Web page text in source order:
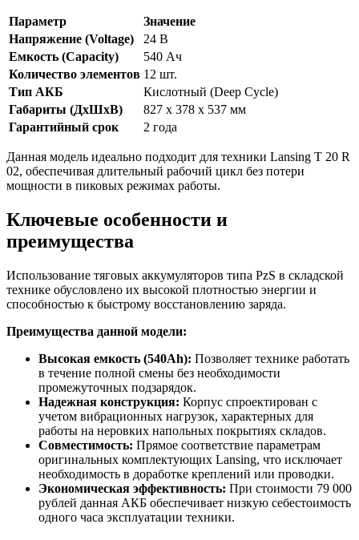
Параметр
Значение
Напряжение (Voltage)
24 В
Емкость (Capacity)
540 Ач
Количество элементов 12 шт.
Тип АКБ
Кислотный (Deep Cycle)
Габариты (ДхШхВ)
827 x 378 x 537 мм
Гарантийный срок
2 года
Данная модель идеально подходит для техники Lansing T 20 R
02, обеспечивая длительный рабочий цикл без потери
мощности в пиковых режимах работы.
Ключевые особенности и
преимущества
Использование тяговых аккумуляторов типа PzS в складской
технике обусловлено их высокой плотностью энергии и
способностью к быстрому восстановлению заряда.
Преимущества данной модели:
Высокая емкость (540Ah): Позволяет технике работать
в течение полной смены без необходимости
промежуточных подзарядок.
Надежная конструкция: Корпус спроектирован с
учетом вибрационных нагрузок, характерных для
работы на неровких напольных покрытиях складов.
Совместимость: Прямое соответствие параметрам
оригинальных комплектующих Lansing, что исключает
необходимость в доработке креплений или проводки.
Экономическая эффективность: При стоимости 79 000
рублей данная АКБ обеспечивает низкую себестоимость
одного часа эксплуатации техники.